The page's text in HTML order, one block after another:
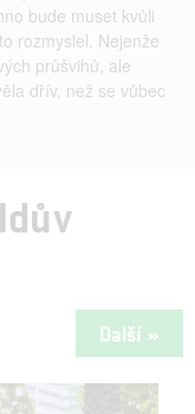
bude muset kvůli
rozmyslel. Nejenže
průšvihů, ale
dřív, než se vůbec
Další »